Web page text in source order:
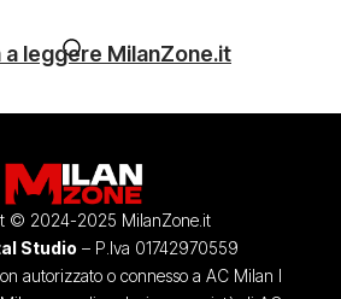
a leggere MilanZone.it
© 2024-2025 MilanZone.it
Studio – P.Iva 01742970559
autorizzato o connesso a AC Milan I